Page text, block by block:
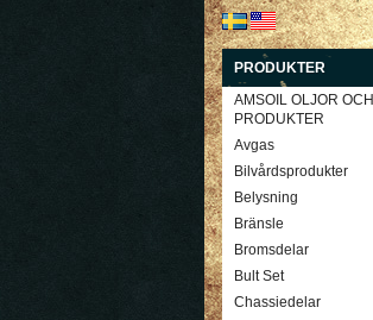
PRODUKTER
AMSOIL OLJOR OCH
PRODUKTER
Avgas
Bilvårdsprodukter
Belysning
Bränsle
Bromsdelar
Bult Set
Chassiedelar